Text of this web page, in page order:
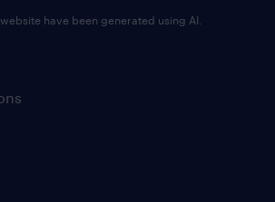
have been generated using AI.